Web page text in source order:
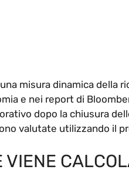
una misura dinamica della
e nei report di
dopo la chiusura
valutate utilizzando il
VIENE